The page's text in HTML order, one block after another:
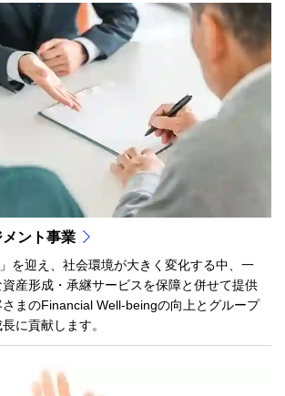
ント事業
を迎え、社会環境が大きく変化する中、一
資産形成・承継サービスを保障と併せて提供
まのFinancial Well-beingの向上とグループ
に貢献します。